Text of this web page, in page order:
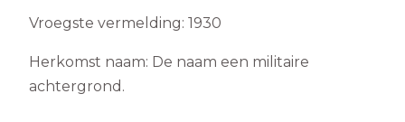
Vroegste vermelding: 1930
Herkomst naam: De naam een militaire
achtergrond.